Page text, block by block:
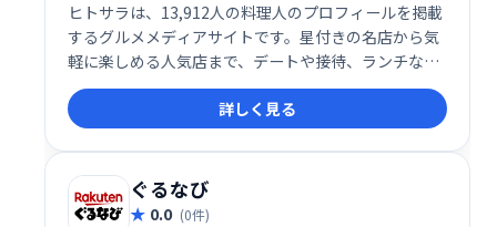
ヒトサラは、13,912人の料理人のプロフィールを掲載
するグルメメディアサイトです。星付きの名店から気
軽に楽しめる人気店まで、デートや接待、ランチなど
の目的に合わせたレストラン検索や、プロのシェフが
おすすめするお店も発信しています。
詳しく見る
ぐるなび
0.0 (0件)